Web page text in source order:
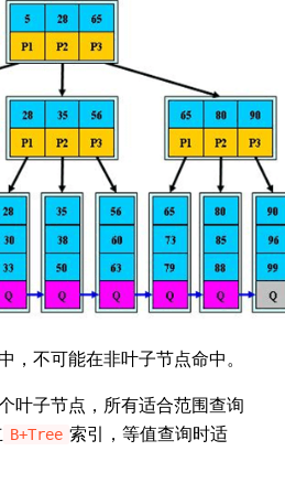
，不可能在非叶子节点命中。
叶子节点，所有适合范围查询
B+Tree 索引，等值查询时适